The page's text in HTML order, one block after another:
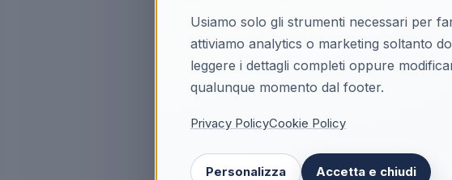
Usiamo solo gli strumenti necessari per
attiviamo analytics o marketing soltanto
leggere i dettagli completi oppure
qualunque momento dal footer.
Privacy PolicyCookie Policy
Personalizza Accetta e chiudi